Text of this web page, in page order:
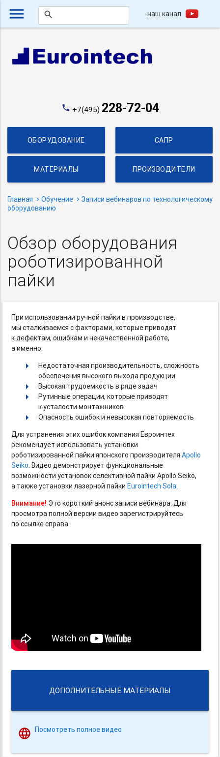
menu search наш канал
phone +7(495) 228-72-04
ОБОРУДОВАНИЕ САПР
МАТЕРИАЛЫ ПРОИЗВОДИТЕЛИ
Главная Обучение
Записи вебинаров по технологическому
оборудованию
Обзор оборудования
роботизированной
пайки
При использовании ручной пайки в производстве,
мы сталкиваемся с факторами, которые приводят
к дефектам, ошибкам и некачественной работе,
а именно:
Недостаточная производительность, сложность
обеспечения высокого выхода продукции
Высокая трудоемкость в ряде задач
Рутинные операции, которые приводят
к усталости монтажников
Опасность ошибок и невысокая повторяемость
Для устранения этих ошибок компания Евроинтех
рекомендует использовать установки
роботизированной пайки японского производителяApollo
Seiko. Видео демонстрирует функциональные
возможности установок селективной пайки Apollo Seiko,
а также установки лазерной пайкиEurointech Sola.
Внимание! Это короткий анонс записи вебинара. Для
просмотра полной версии видео зарегистрируйтесь
по ссылке справа.
ДОПОЛНИТЕЛЬНЫЕ МАТЕРИАЛЫ
Посмотреть полное видео